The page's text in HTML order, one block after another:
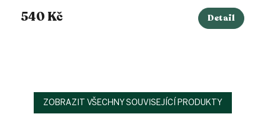
540 Kč Detail
ZOBRAZIT VŠECHNY SOUVISEJÍCÍ PRODUKTY